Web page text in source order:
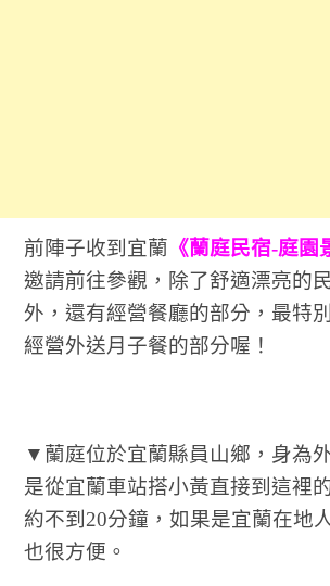
前陣子收到宜蘭 《蘭庭民宿-庭園
邀請前往參觀，除了舒適漂亮的
外，還有經營餐廳的部分，最特
經營外送月子餐的部分喔！
▼蘭庭位於宜蘭縣員山鄉，身為
是從宜蘭車站搭小黃直接到這裡
約不到20分鐘，如果是宜蘭在地
也很方便。